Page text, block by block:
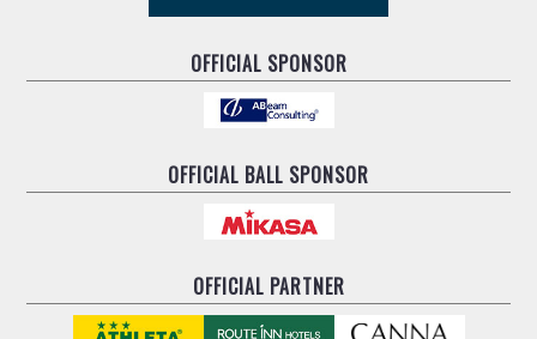
OFFICIAL SPONSOR
OFFICIAL BALL SPONSOR
OFFICIAL PARTNER